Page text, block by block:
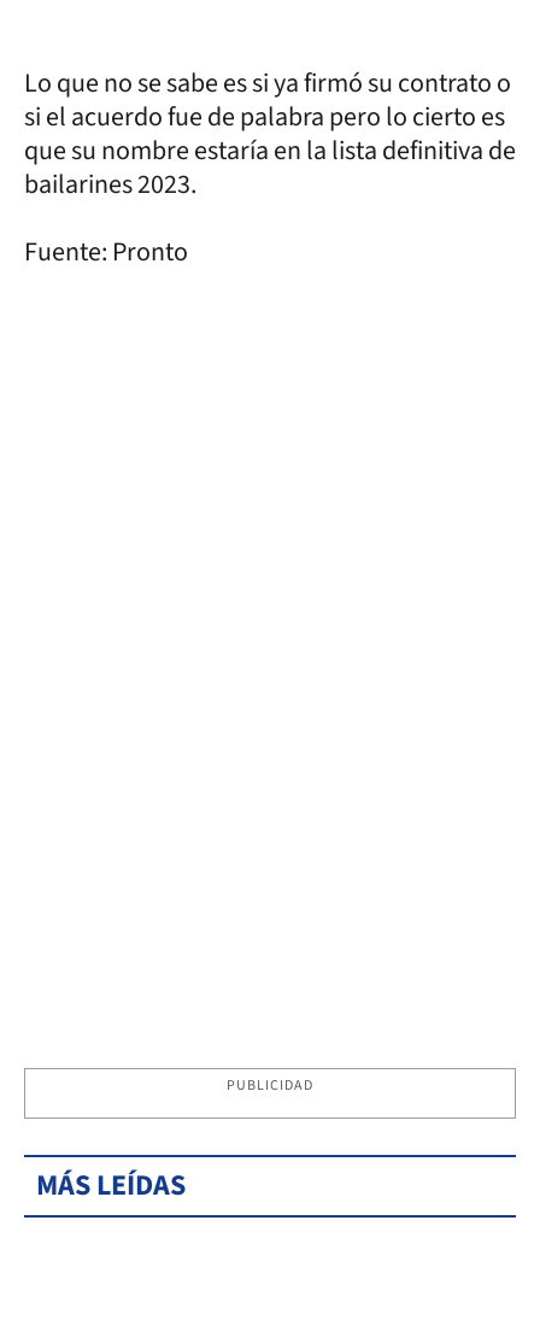
Lo que no se sabe es si ya firmó su contrato o
si el acuerdo fue de palabra pero lo cierto es
que su nombre estaría en la lista definitiva de
bailarines 2023.
Fuente: Pronto
PUBLICIDAD
MÁS LEÍDAS